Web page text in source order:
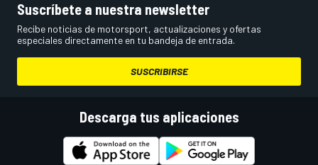
Suscríbete a nuestra newsletter
Recibe noticias de motorsport, actualizaciones y ofertas
especiales directamente en tu bandeja de entrada.
SUSCRIBIRSE
Descarga tus aplicaciones